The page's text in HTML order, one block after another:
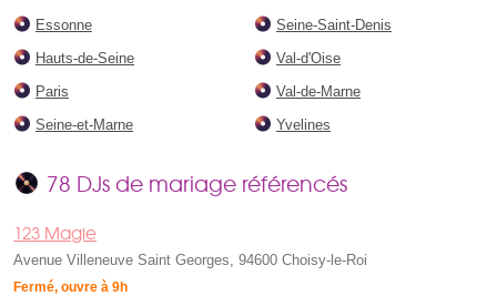
Essonne
Hauts-de-Seine
Paris
Seine-et-Marne
Seine-Saint-Denis
Val-d'Oise
Val-de-Marne
Yvelines
78 DJs de mariage référencés
123 Magie
Avenue Villeneuve Saint Georges, 94600 Choisy-le-Roi
Fermé, ouvre à 9h